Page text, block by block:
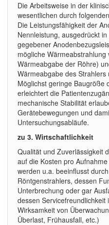
Die Arbeitsweise in der
wesentlichen durch
Die Leistungsfähigkeit der
Nennleistung, ausgedrückt
gegebener
mögliche
Wärmeabgabe der Röhre)
Wärmeabgabe des
Möglichst geringe Baugröße
erleichtert die
mechanische Stabilität
Gerätebewegungen und
Untersuchungsabläufe.
zu 3. Wirtschaftlichkeit
Qualität und Zuverlässigkeit
auf die Kosten pro
werden u.a. beeinflusst
Röntgenstrahlers, dessen
Unterbrechung oder gar
dessen
Wirksamkeit von
Überlast, Frühausfall, etc.)